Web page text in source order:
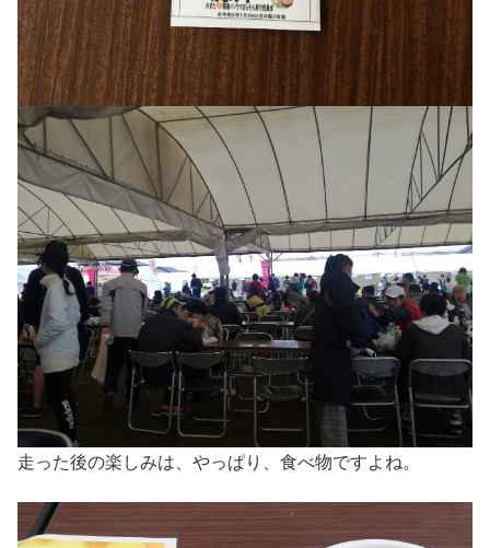
走った後の楽しみは、やっぱり、食べ物ですよね。